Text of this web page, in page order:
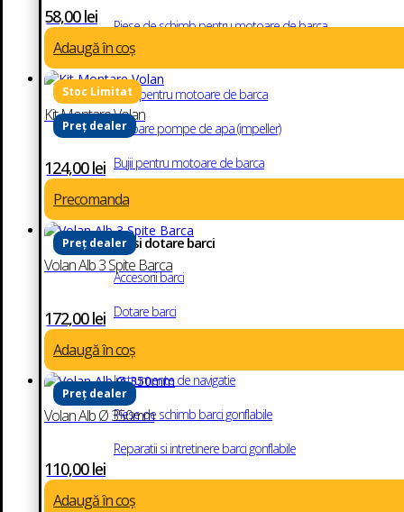
Piese de schimb pentru motoare de barca
Uleiuri si lubrifianti marini
Filtre pentru motoare de barca
Rotoare pompe de apa (impeller)
Bujii pentru motoare de barca
Anozi
Accesorii si dotare barci
Accesorii barci
Dotare barci
Echipamente electrice
Instrumente de navigatie
Piese de schimb barci gonflabile
Reparatii si intretinere barci gonflabile
Andocare și ancorare
58,00lei
Adaugă în coș
Preț dealer
Kit Montare Volan
124,00lei
Precomanda
Preț dealer
Volan Alb 3 Spite Barca
172,00lei
Adaugă în coș
Preț dealer
Volan Alb Ø 350mm
110,00lei
Adaugă în coș